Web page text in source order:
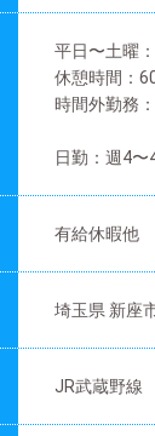
平日〜土曜
休憩時間：
時間外勤務
日勤：週4
有給休暇他
埼玉県 新座
JR武蔵野線